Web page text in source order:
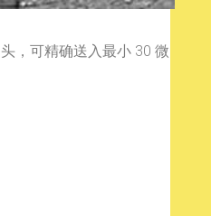
，可精确送入最小 30 微